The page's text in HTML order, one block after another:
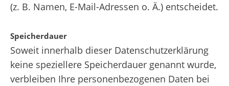
(z. B. Namen, E-Mail-Adressen o. Ä.) entscheidet.
Speicherdauer
Soweit innerhalb dieser Datenschutzerklärung
keine speziellere Speicherdauer genannt wurde,
verbleiben Ihre personenbezogenen Daten bei